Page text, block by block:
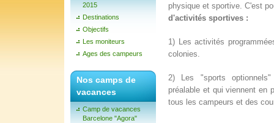
2015
Destinations
Objectifs
Les moniteurs
Ages des campeurs
Nos camps de
vacances
Camp de vacances
Barcelone "Agora"
physique et sportive. C'est
d'activités sportives :
1) Les activités
colonies.
2) Les "sports
préalable et qui viennent en
tous les campeurs et des